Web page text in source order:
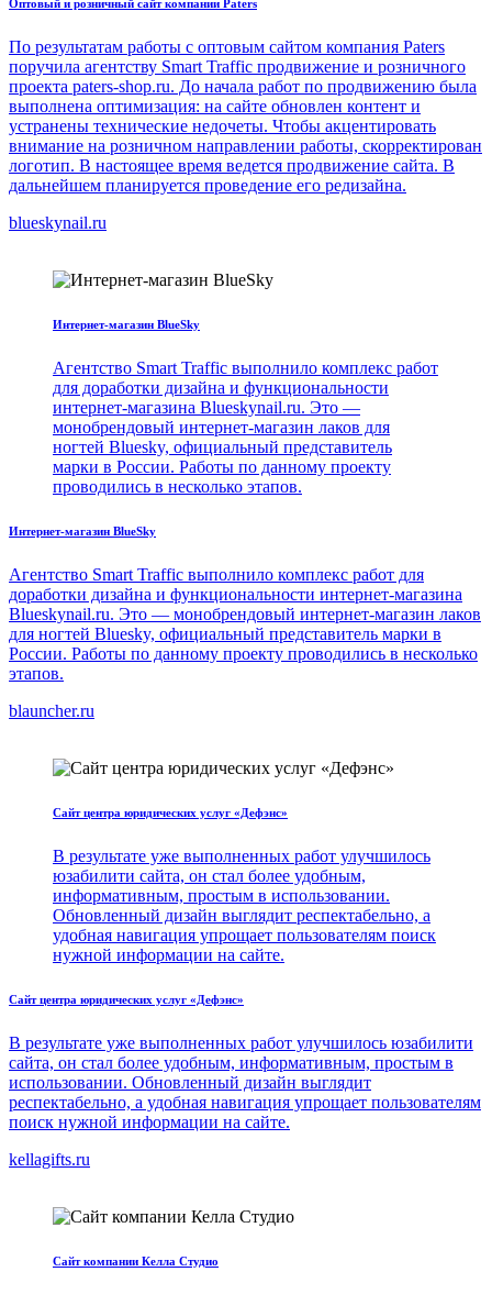
Оптовый и розничный сайт компании Paters
По результатам работы с оптовым сайтом компания Paters
поручила агентству Smart Traffic продвижение и розничного
проекта paters-shop.ru. До начала работ по продвижению была
выполнена оптимизация: на сайте обновлен контент и
устранены технические недочеты. Чтобы акцентировать
внимание на розничном направлении работы, скорректирован
логотип. В настоящее время ведется продвижение сайта. В
дальнейшем планируется проведение его редизайна.
blueskynail.ru
Интернет-магазин BlueSky
Агентство Smart Traffic выполнило комплекс работ
для доработки дизайна и функциональности
интернет-магазина Blueskynail.ru. Это —
монобрендовый интернет-магазин лаков для
ногтей Bluesky, официальный представитель
марки в России. Работы по данному проекту
проводились в несколько этапов.
Интернет-магазин BlueSky
Агентство Smart Traffic выполнило комплекс работ для
доработки дизайна и функциональности интернет-магазина
Blueskynail.ru. Это — монобрендовый интернет-магазин лаков
для ногтей Bluesky, официальный представитель марки в
России. Работы по данному проекту проводились в несколько
этапов.
blauncher.ru
Сайт центра юридических услуг «Дефэнс»
В результате уже выполненных работ улучшилось
юзабилити сайта, он стал более удобным,
информативным, простым в использовании.
Обновленный дизайн выглядит респектабельно, а
удобная навигация упрощает пользователям поиск
нужной информации на сайте.
Сайт центра юридических услуг «Дефэнс»
В результате уже выполненных работ улучшилось юзабилити
сайта, он стал более удобным, информативным, простым в
использовании. Обновленный дизайн выглядит
респектабельно, а удобная навигация упрощает пользователям
поиск нужной информации на сайте.
kellagifts.ru
Сайт компании Келла Студио